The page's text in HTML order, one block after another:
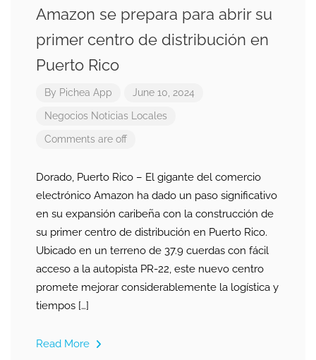
Amazon se prepara para abrir su
primer centro de distribución en
Puerto Rico
By Pichea App June 10, 2024
Negocios Noticias Locales
Comments are off
Dorado, Puerto Rico – El gigante del comercio
electrónico Amazon ha dado un paso significativo
en su expansión caribeña con la construcción de
su primer centro de distribución en Puerto Rico.
Ubicado en un terreno de 37.9 cuerdas con fácil
acceso a la autopista PR-22, este nuevo centro
promete mejorar considerablemente la logística y
tiempos […]
Read More